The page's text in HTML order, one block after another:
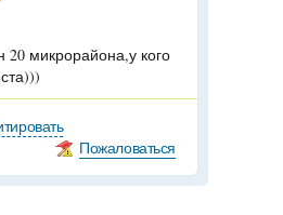
микрорайона,у кого
Пожаловаться